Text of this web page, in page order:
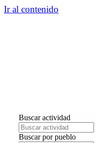
Ir al contenido
Buscar actividad
Buscar por pueblo